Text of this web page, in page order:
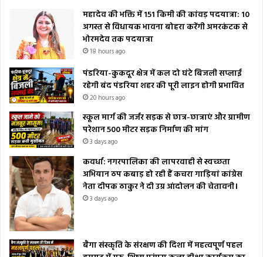
महादेव की भक्ति में 151 किमी की कांवड़ पदयात्रा: 10
अगस्त से विधायक भावना बोहरा करेंगी अमरकंटक से
भोरमदेव तक पदयात्रा
18 hours ago
पंडरिया-कुकदूर क्षेत्र में कल दो घंटे बिजली सप्लाई
रहेगी बंद पंडरिया शहर की पूरी लाइन होगी प्रभावित
20 hours ago
स्कूल मार्ग की जर्जर सड़क से छात्र-छात्राएं और ग्रामीण
परेशान 500 मीटर सड़क निर्माण की मांग
3 days ago
कवर्धा: नगरपालिका की लापरवाही से स्वच्छता
अभियान ठप कबाड़ हो रही हैं कचरा गाड़ियां कांग्रेस
नेता दीपक ठाकुर ने दी उग्र आंदोलन की चेतावनी।
3 days ago
बैगा संस्कृति के संरक्षण की दिशा में महत्वपूर्ण पहल